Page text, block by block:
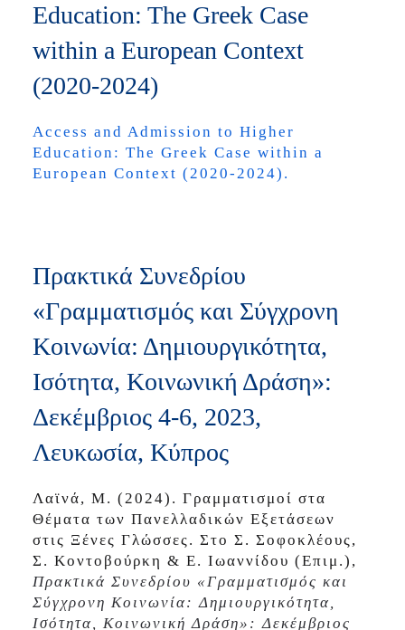
Education: The Greek Case
within a European Context
(2020-2024)
Access and Admission to Higher
Education: The Greek Case within a
European Context (2020-2024).
Πρακτικά Συνεδρίου
«Γραμματισμός και Σύγχρονη
Κοινωνία: Δημιουργικότητα,
Ισότητα, Κοινωνική Δράση»:
Δεκέμβριος 4-6, 2023,
Λευκωσία, Κύπρος
Λαϊνά, Μ. (2024). Γραμματισμοί στα
Θέματα των Πανελλαδικών Εξετάσεων
στις Ξένες Γλώσσες. Στο Σ. Σοφοκλέους,
Σ. Κοντοβούρκη & Ε. Ιωαννίδου (Επιμ.),
Πρακτικά Συνεδρίου «Γραμματισμός και
Σύγχρονη Κοινωνία: Δημιουργικότητα,
Ισότητα, Κοινωνική Δράση»: Δεκέμβριος